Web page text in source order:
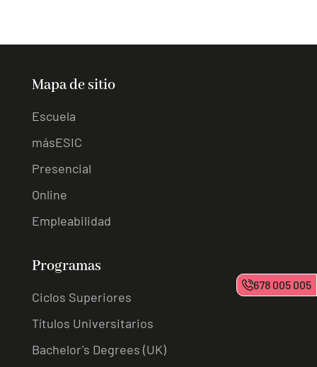
Mapa de sitio
Escuela
másESIC
Presencial
Online
Empleabilidad
Programas
Ciclos Superiores
Títulos Universitarios
Bachelor's Degrees (UK)
678 005 005